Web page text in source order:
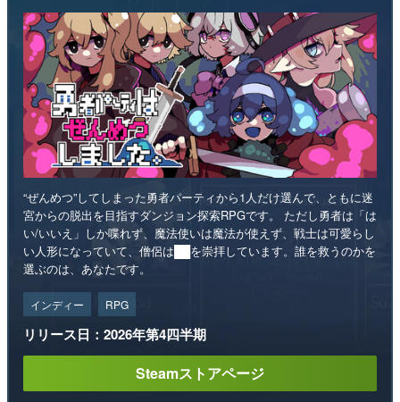
“ぜんめつ”してしまった勇者パーティから1人だけ選んで、ともに迷
宮からの脱出を目指すダンジョン探索RPGです。 ただし勇者は「は
い/いいえ」しか喋れず、魔法使いは魔法が使えず、戦士は可愛らし
い人形になっていて、僧侶は██を崇拝しています。誰を救うのかを
選ぶのは、あなたです。
インディー RPG
リリース日：2026年第4四半期
Steamストアページ